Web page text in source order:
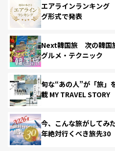
エアラインランキン
グ形式で発表
Next韓国旅 次の韓国
グルメ・テクニック
旬な“あの人”が「旅」
載 MY TRAVEL STORY
今、こんな旅がしてみ
年絶対行くべき旅先30